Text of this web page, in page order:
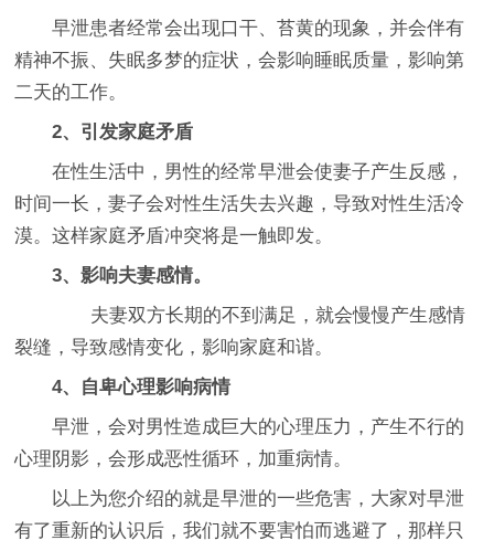
早泄患者经常会出现口干、苔黄的现象，并会伴有
精神不振、失眠多梦的症状，会影响睡眠质量，影响第
二天的工作。
2、引发家庭矛盾
在性生活中，男性的经常早泄会使妻子产生反感，
时间一长，妻子会对性生活失去兴趣，导致对性生活冷
漠。这样家庭矛盾冲突将是一触即发。
3、影响夫妻感情。
夫妻双方长期的不到满足，就会慢慢产生感情
裂缝，导致感情变化，影响家庭和谐。
4、自卑心理影响病情
早泄，会对男性造成巨大的心理压力，产生不行的
心理阴影，会形成恶性循环，加重病情。
以上为您介绍的就是早泄的一些危害，大家对早泄
有了重新的认识后，我们就不要害怕而逃避了，那样只